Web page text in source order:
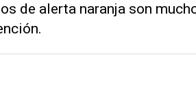
de alerta naranja son